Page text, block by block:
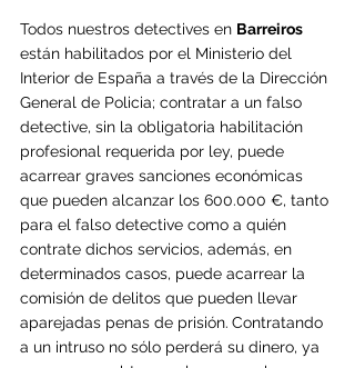
Todos nuestros detectives en Barreiros
están habilitados por el Ministerio del
Interior de España a través de la Dirección
General de Policia; contratar a un falso
detective, sin la obligatoria habilitación
profesional requerida por ley, puede
acarrear graves sanciones económicas
que pueden alcanzar los 600.000 €, tanto
para el falso detective como a quién
contrate dichos servicios, además, en
determinados casos, puede acarrear la
comisión de delitos que pueden llevar
aparejadas penas de prisión. Contratando
a un intruso no sólo perderá su dinero, ya